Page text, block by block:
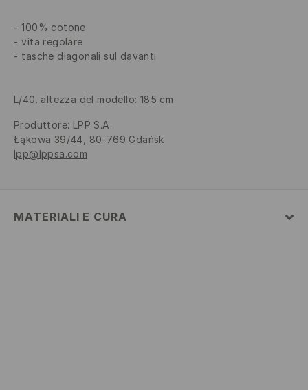
100% cotone
vita regolare
tasche diagonali sul davanti
L/40. altezza del modello: 185 cm
Produttore: LPP S.A.
Łąkowa 39/44, 80-769 Gdańsk
lpp@lppsa.com
MATERIALI E CURA